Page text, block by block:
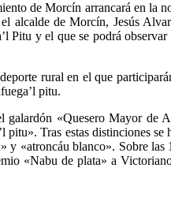
de Morcín arrancará en la
de Morcín, Jesús
y el que se podrá
rural en el que
pitu.
galardón «Quesero Mayor
Tras estas distinciones
«atroncáu blanco». Sobre
«Nabu de plata» a